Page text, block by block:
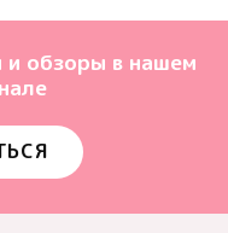
и обзоры в нашем